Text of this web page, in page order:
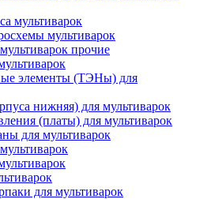
мультиварок
мультиварок
прочие
элементы (ТЭНы) для
нижняя) для мультиварок
(платы) для мультиварок
для мультиварок
для мультиварок